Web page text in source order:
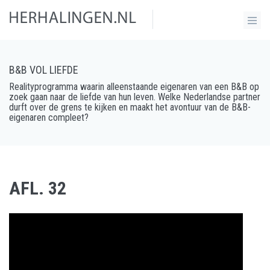
B&B VOL LIEFDE
Realityprogramma waarin alleenstaande eigenaren van een B&B op
zoek gaan naar de liefde van hun leven. Welke Nederlandse partner
durft over de grens te kijken en maakt het avontuur van de B&B-
eigenaren compleet?
AFL. 32